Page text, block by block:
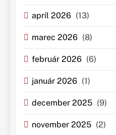
apríl 2026 (13)
marec 2026 (8)
február 2026 (6)
január 2026 (1)
december 2025 (9)
november 2025 (2)